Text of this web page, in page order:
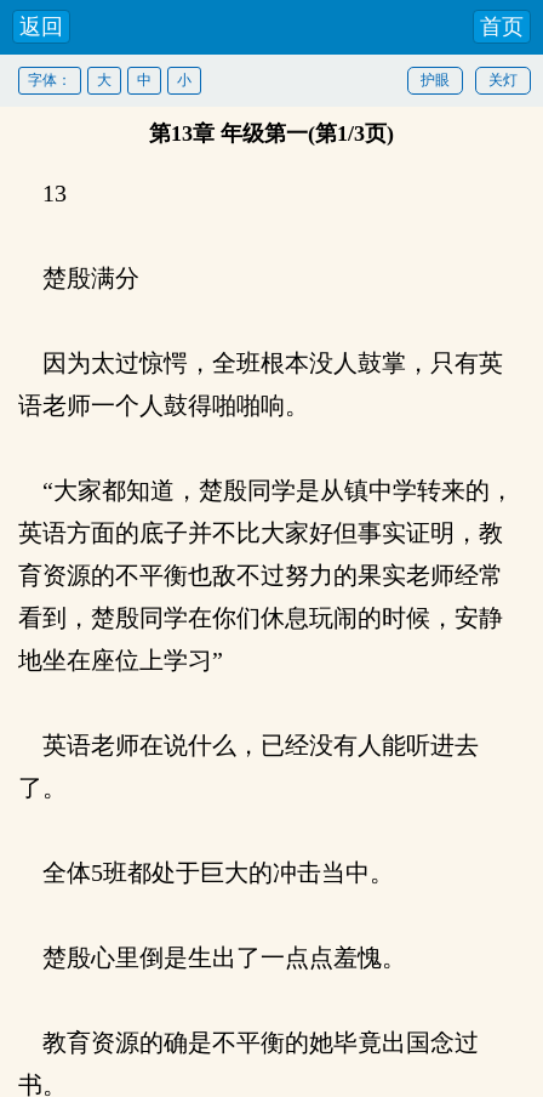
返回 首页
关灯
护眼
字体： 大 中 小
第13章 年级第一(第1/3页)
13
楚殷满分
因为太过惊愕，全班根本没人鼓掌，只有英
语老师一个人鼓得啪啪响。
“大家都知道，楚殷同学是从镇中学转来的，
英语方面的底子并不比大家好但事实证明，教
育资源的不平衡也敌不过努力的果实老师经常
看到，楚殷同学在你们休息玩闹的时候，安静
地坐在座位上学习”
英语老师在说什么，已经没有人能听进去
了。
全体5班都处于巨大的冲击当中。
楚殷心里倒是生出了一点点羞愧。
教育资源的确是不平衡的她毕竟出国念过
书。